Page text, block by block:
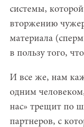
системы,
вторжению
материала
в пользу того,
И все же, нам
одним
нас» трещит по
партнеров, с